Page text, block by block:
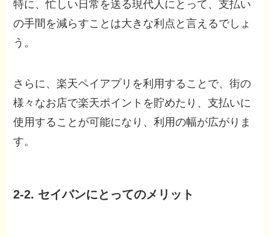
特に、忙しい日常を送る現代人にとって、支払い
の手間を減らすことは大きな利点と言えるでしょ
う。
さらに、楽天ペイアプリを利用することで、街の
様々なお店で楽天ポイントを貯めたり、支払いに
使用することが可能になり、利用の幅が広がりま
す。
2-2. セイバンにとってのメリット